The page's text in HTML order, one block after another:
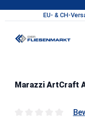
Zum Hauptinhalt
Marazzi ArtCraft